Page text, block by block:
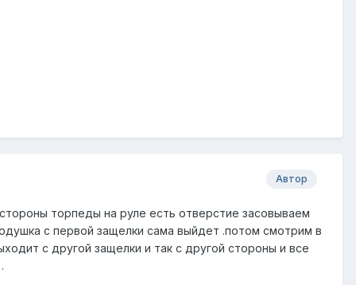
Автор
торпеды на руле есть отверстие засовываем
с первой защелки сама выйдет .потом смотрим в
с другой защелки и так с другой стороны и все